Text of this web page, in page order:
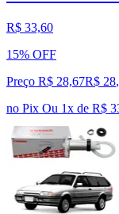
R$ 33,60
15% OFF
Preço R$ 28,67R$ 28,
no Pix Ou 1x de R$